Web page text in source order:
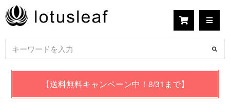
【送料無料キャンペーン中！8/31まで】